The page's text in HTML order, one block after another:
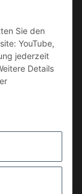
Sie den
YouTube,
jederzeit
Details